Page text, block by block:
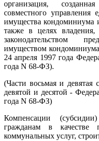
организация,
совместного
имущества кондоминиума
также в целях
законодательством
имуществом
24 апреля 1997 года
года N 68-ФЗ).
(Части восьмая и девятая
девятой и десятой -
года N 68-ФЗ)
Компенсации
гражданам в
коммунальных услуг,